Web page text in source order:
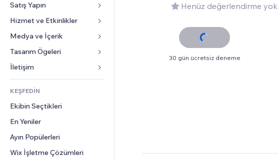
Reklamlar
Mobil
Site Analizleri
Sosyal Ağ
Site Listeleri
E-posta
Satış Yapın
Mağazalar için uygulamalar
Gönderim ve Teslimat
Satış Düğmeleri
Muhasebe
Kuponlar ve Müşteri Sadakati
Depolama Çözümleri
Hizmet ve Etkinlikler
Oteller
Etkinlikler
Restoranlar
Emlak
Randevular
Medya ve İçerik
Galeri
Müzik
Podcast
Fotoğrafçılık
Video
PDF
Dosya Paylaşımı
Haberler
Tasarım Ögeleri
Haritalar ve Navigasyon
Gizlilik ve Güvenlik
Saat
Sayfa Şablonları
Görüntü Efektleri
Düğmeler ve Menüler
Afişler ve Rozetler
Formlar
Blog
Anketler
Sohbet
Yorumlar
Telefon
KEŞFEDİN
Ekibin Seçtikleri
En Yeniler
Ayın Popülerleri
Wix İşletme Çözümleri
Henüz değerlendirme yok
30 gün ücretsiz deneme